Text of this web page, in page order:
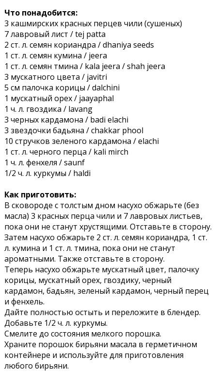
Что понадобится:
3 кашмирских красных перцев чили (сушеных)
7 лавровый лист / tej patta
2 ст. л. семян кориандра / dhaniya seeds
1 ст. л. семян кумина / jeera
1 ст. л. семян тмина / kala jeera / shah jeera
3 мускатного цвета / javitri
5 см палочка корицы / dalchini
1 мускатный орех / jaayaphal
1 ч. л. гвоздика / lavang
3 черных кардамона / badi elachi
3 звездочки бадьяна / chakkar phool
10 стручков зеленого кардамона / elachi
1 ст. л. черного перца / kali mirch
1 ч. л. фенхеля / saunf
1/2 ч. л. куркумы / haldi
Как приготовить:
В сковороде с толстым дном насухо обжарьте (без
масла) 3 красных перца чили и 7 лавровых листьев,
пока они не станут хрустящими. Отставьте в сторону.
Затем насухо обжарьте 2 ст. л. семян кориандра, 1 ст.
л. кумина и 1 ст. л. тмина, пока они не станут
ароматными. Также отставьте в сторону.
Теперь насухо обжарьте мускатный цвет, палочку
корицы, мускатный орех, гвоздику, черный
кардамон, бадьян, зеленый кардамон, черный перец
и фенхель.
Дайте полностью остыть и переложите в блендер.
Добавьте 1/2 ч. л. куркумы.
Смелите до состояния мелкого порошка.
Храните порошок бирьяни масала в герметичном
контейнере и используйте для приготовления
любого бирьяни.